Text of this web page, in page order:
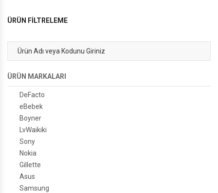
ÜRÜN FİLTRELEME
ÜRÜN MARKALARI
DeFacto
eBebek
Boyner
LvWaikiki
Sony
Nokia
Gillette
Asus
Samsung